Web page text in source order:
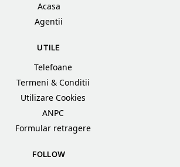
Acasa
Agentii
UTILE
Telefoane
Termeni & Conditii
Utilizare Cookies
ANPC
Formular retragere
FOLLOW